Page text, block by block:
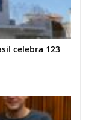
celebra 123